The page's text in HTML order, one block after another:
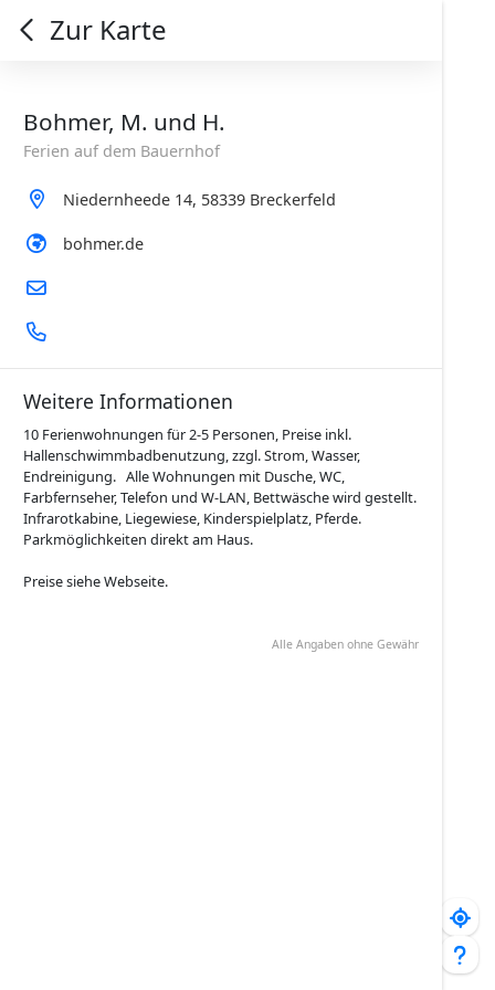
Zur Karte
Bohmer, M. und H.
Ferien auf dem Bauernhof
Niedernheede 14, 58339 Breckerfeld
bohmer.de
Weitere Informationen
10 Ferienwohnungen für 2‐5 Personen, Preise inkl.
Hallenschwimmbadbenutzung, zzgl. Strom, Wasser,
Endreinigung. Alle Wohnungen mit Dusche, WC,
Farbfernseher, Telefon und W-LAN, Bettwäsche wird gestellt.
Infrarotkabine, Liegewiese, Kinderspielplatz, Pferde.
Parkmöglichkeiten direkt am Haus.
Preise siehe Webseite.
Alle Angaben ohne Gewähr